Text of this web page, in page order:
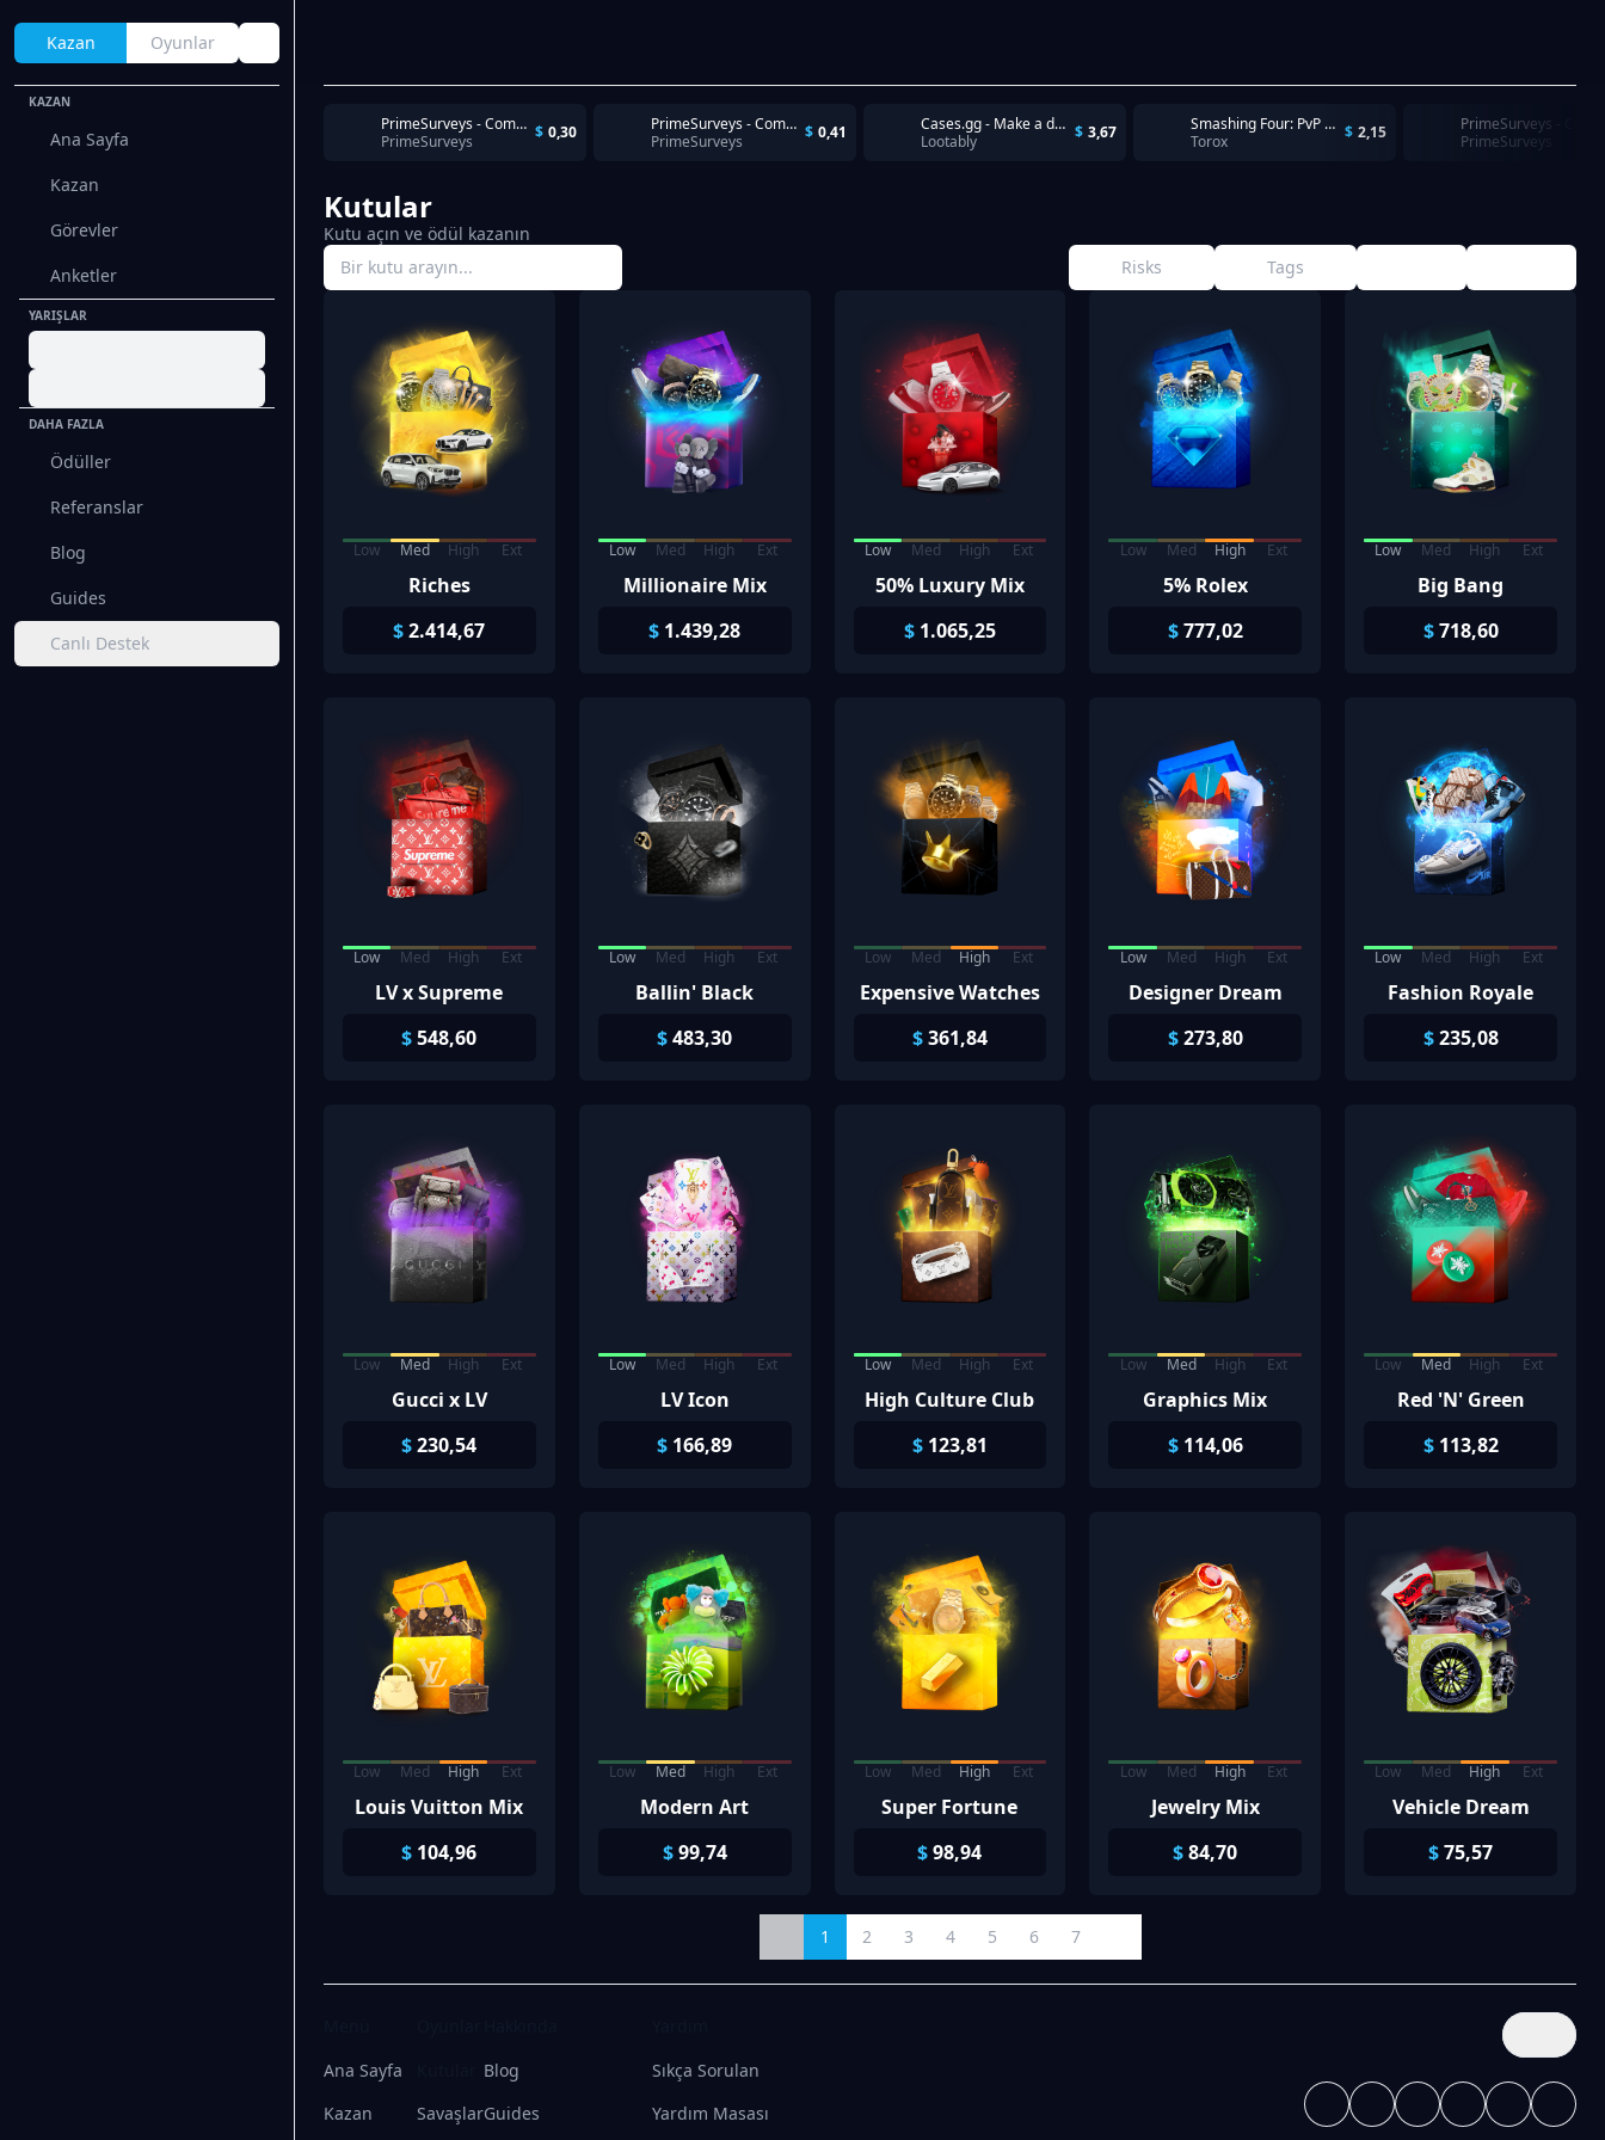
Kazan Oyunlar
KAZAN
Ana Sayfa
Kazan
Görevler
Anketler
YARIŞLAR
DAHA FAZLA
Ödüller
Referanslar
Blog
Guides
Canlı Destek
PrimeSurveys - Completion
PrimeSurveys
$ 0,30
PrimeSurveys - Completion
PrimeSurveys
$ 0,41
Cases.gg - Make a deposit (Min. $5.00).
Lootably
$ 3,67
Smashing Four: PvP Hero bump - Make an Inapp-Purchase - Can Be Repeated Daily!
Torox
$ 2,15
PrimeSurveys
Kutular
Kutu açın ve ödül kazanın
Risks
Tags
Low Med High Ext
Riches
$2.414,67
Low Med High Ext
Millionaire Mix
$ 1.439,28
Low Med High Ext
50% Luxury Mix
$ 1.065,25
Low Med High Ext
5% Rolex
$777,02
Low Med High Ext
Big Bang
$ 718,60
Low Med High Ext
LV x Supreme
$548,60
Low Med High Ext
Ballin' Black
$483,30
Low Med High Ext
Expensive Watches
$361,84
Low Med High Ext
Designer Dream
$273,80
Low Med High Ext
Fashion Royale
$ 235,08
Low Med High Ext
Gucci x LV
$230,54
Low Med High Ext
LV Icon
$ 166,89
Low Med High Ext
High Culture Club
$ 123,81
Low Med High Ext
Graphics Mix
$ 114,06
Low Med High Ext
Red 'N' Green
$ 113,82
Low Med High Ext
Louis Vuitton Mix
$ 104,96
Low Med High Ext
Modern Art
$99,74
Low Med High Ext
Super Fortune
$ 98,94
Low Med High Ext
Jewelry Mix
$84,70
Low Med High Ext
Vehicle Dream
$75,57
1 2 3 4 5 6 7
Ana Sayfa
Kazan
Savaşlar
Blog
Guides
Sıkça Sorulan
Yardım Masası